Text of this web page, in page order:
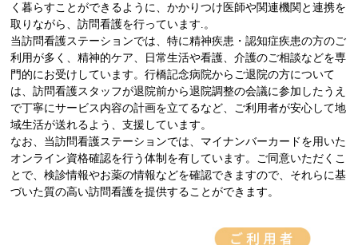
く暮らすことができるように、かかりつけ医師や関連機関と連携を
取りながら、訪問看護を行っています.。
当訪問看護ステーションでは、特に精神疾患・認知症疾患の方のご
利用が多く、精神的ケア、日常生活や看護、介護のご相談などを専
門的にお受けしています。行橋記念病院からご退院の方について
は、訪問看護スタッフが退院前から退院調整の会議に参加したうえ
で丁寧にサービス内容の計画を立てるなど、ご利用者が安心して地
域生活が送れるよう、支援しています。
なお、当訪問看護ステーションでは、マイナンバーカードを用いた
オンライン資格確認を行う体制を有しています。ご同意いただくこ
とで、検診情報やお薬の情報などを確認できますので、それらに基
づいた質の高い訪問看護を提供することができます。